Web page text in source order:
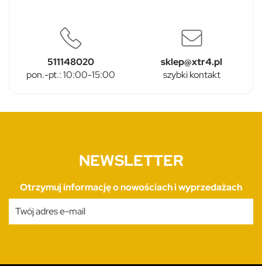
511148020
pon.-pt.: 10:00-15:00
sklep@xtr4.pl
szybki kontakt
NEWSLETTER
Otrzymuj informację o nowościach i wyprzedażach